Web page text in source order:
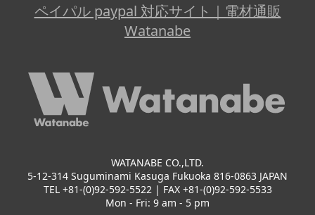
ペイパル paypal 対応サイト｜電材通販
Watanabe
WATANABE CO.,LTD.
5-12-314 Suguminami Kasuga Fukuoka 816-0863 JAPAN
TEL +81-(0)92-592-5522 | FAX +81-(0)92-592-5533
Mon - Fri: 9 am - 5 pm